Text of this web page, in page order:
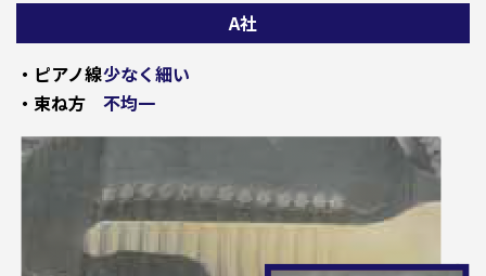
A社
・ピアノ線少なく細い
・束ね方
不均一